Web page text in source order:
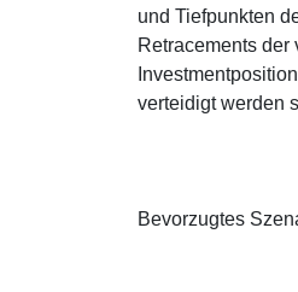
und Tiefpunkten
Retracements
verteidigt werden
Bevorzugtes